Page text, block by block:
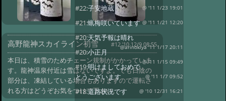
高野龍神スカイライン初雪 #12 '10 12/9 08:55
本日は、積雪のためチェーン規制がかかっていま
す。龍神温泉付近は雪はないですよ。でも日陰の
部分は、凍結している場合もありますので運転さ
れる方はどうぞお気をつけて下さい。
#22:子安地蔵 @ '11 1/23 19:01
#21:蝋梅咲いています @ '11 1/21 12:20
#20:天気予報は晴れ
@arinokiya '11 1/17 20:11
#20:小正月
@ '11 1/15 09:49
#19:明けましておめで
とうございます
@ '11 1/7 09:52
#18:道路状況です @ '10 12/31 16:21